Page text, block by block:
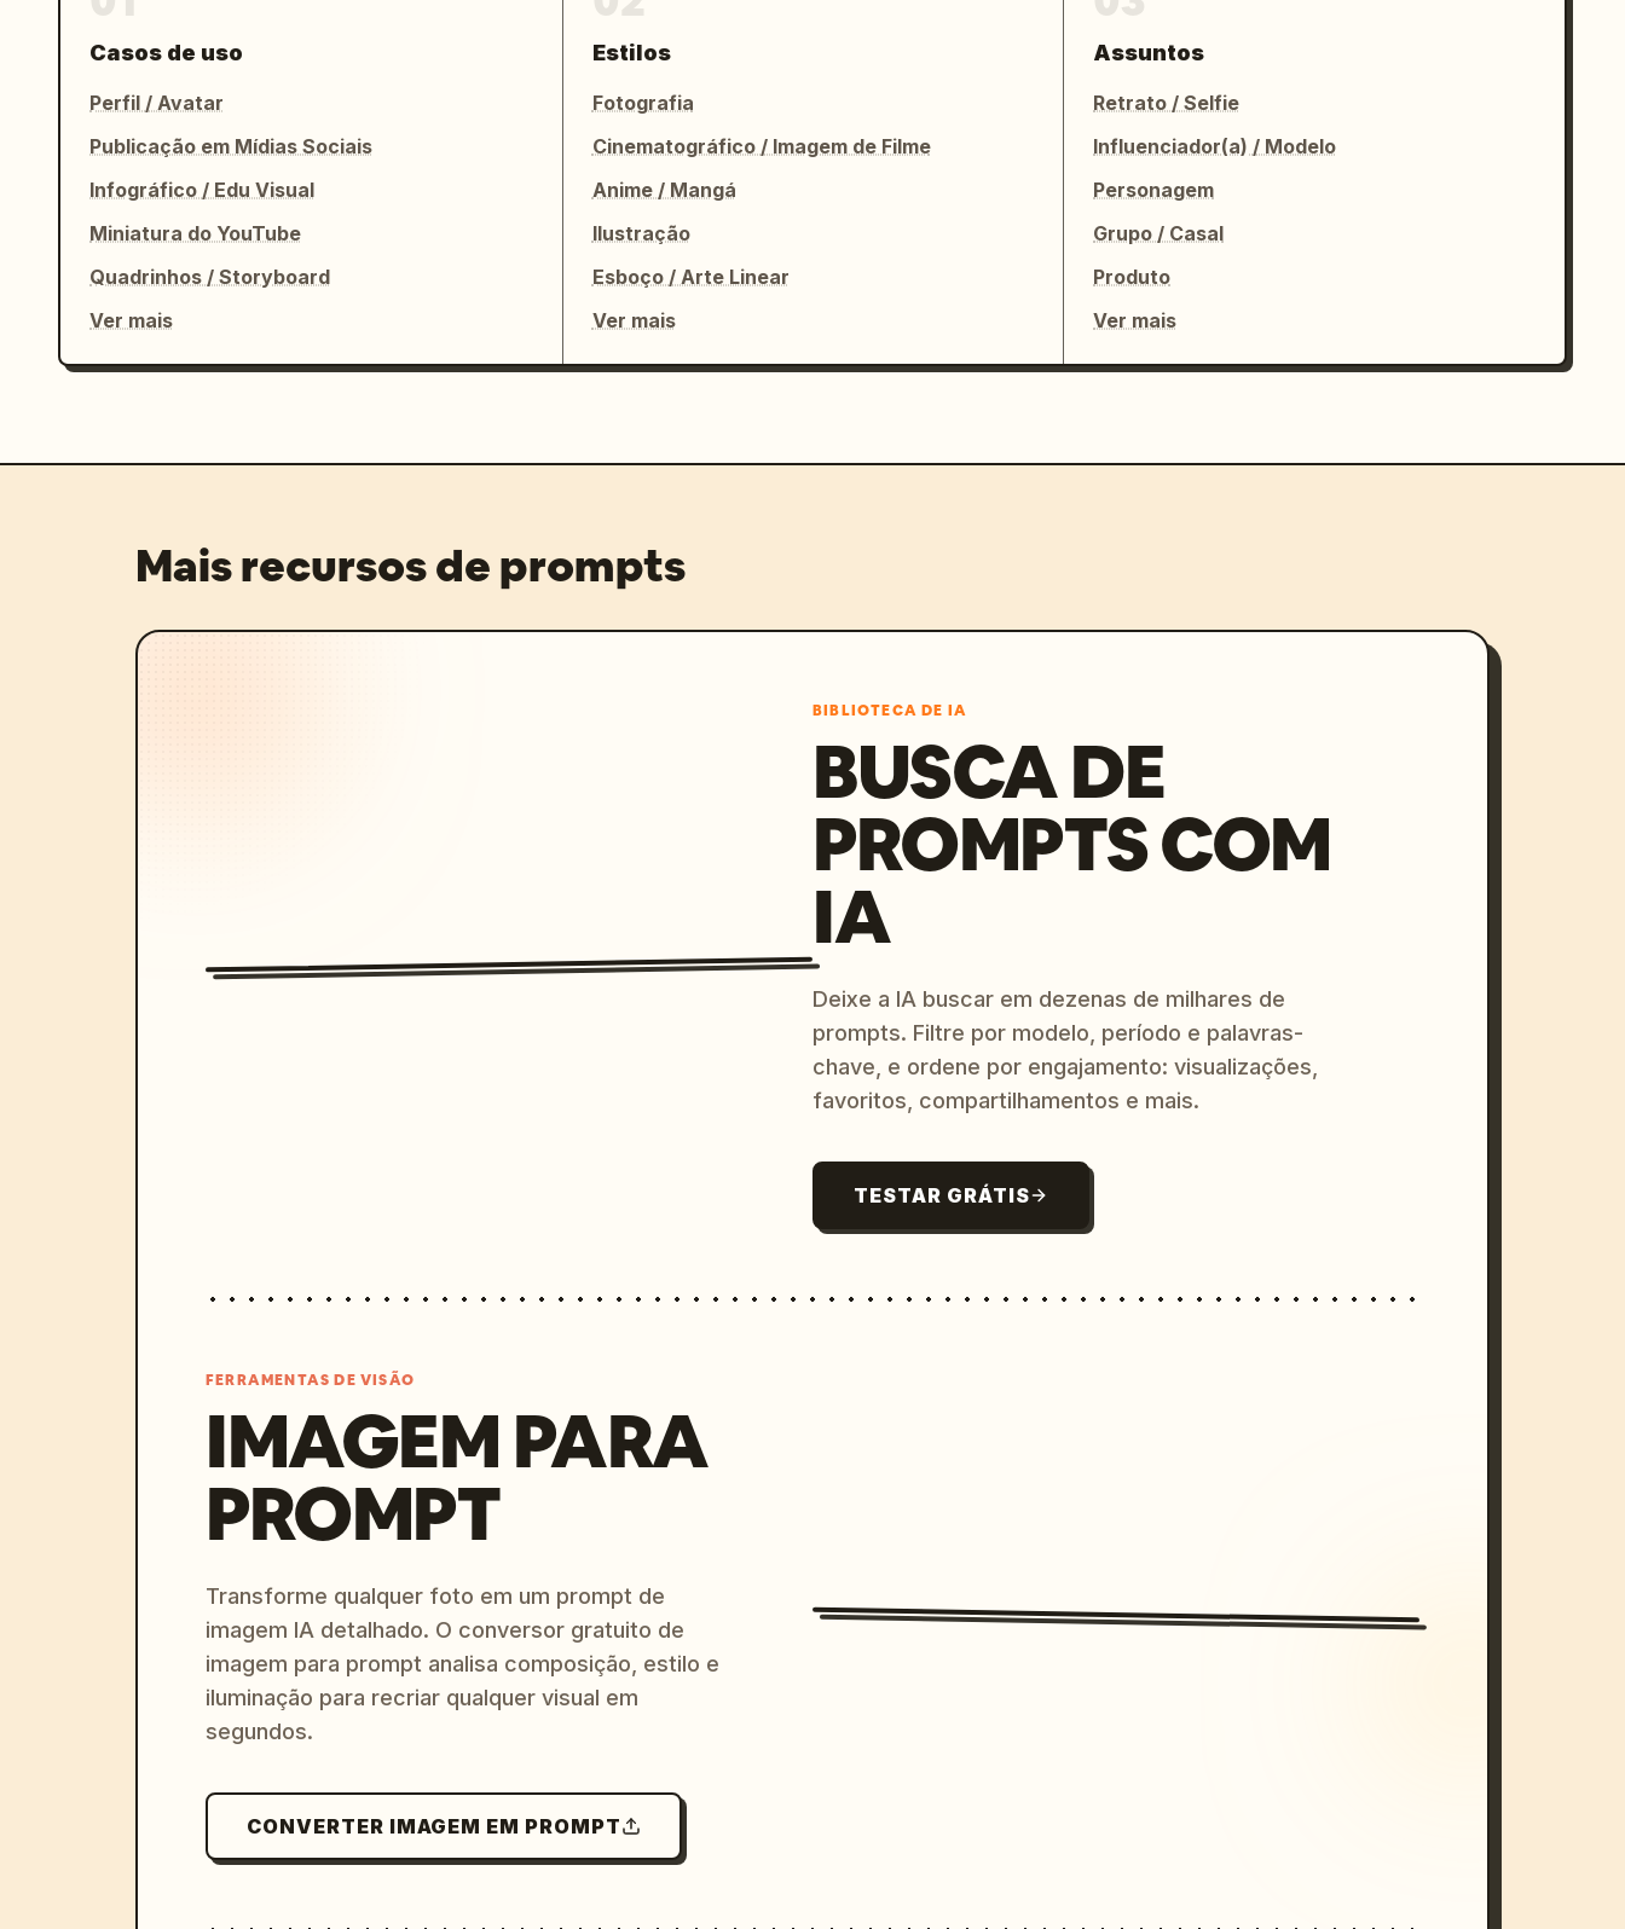
Casos de uso
Perfil / Avatar
Publicação em Mídias Sociais
Infográfico / Edu Visual
Miniatura do YouTube
Quadrinhos / Storyboard
Ver mais
Estilos
Fotografia
Cinematográfico / Imagem de Filme
Anime / Mangá
Ilustração
Esboço / Arte Linear
Ver mais
Assuntos
Retrato / Selfie
Influenciador(a) / Modelo
Personagem
Grupo / Casal
Produto
Ver mais
Mais recursos de prompts
BIBLIOTECA DE IA
BUSCA DE
PROMPTS COM
IA
Deixe a IA buscar em dezenas de milhares de
prompts. Filtre por modelo, período e palavras-
chave, e ordene por engajamento: visualizações,
favoritos, compartilhamentos e mais.
TESTAR GRÁTIS
FERRAMENTAS DE VISÃO
IMAGEM PARA
PROMPT
Transforme qualquer foto em um prompt de
imagem IA detalhado. O conversor gratuito de
imagem para prompt analisa composição, estilo e
iluminação para recriar qualquer visual em
segundos.
CONVERTER IMAGEM EM PROMPT